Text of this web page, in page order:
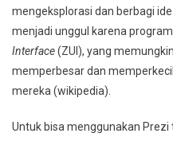
mengeksplorasi dan berbagi
menjadi unggul karena
Interface(ZUI), yang
memperbesar dan
mereka (wikipedia).
Untuk bisa menggunakan